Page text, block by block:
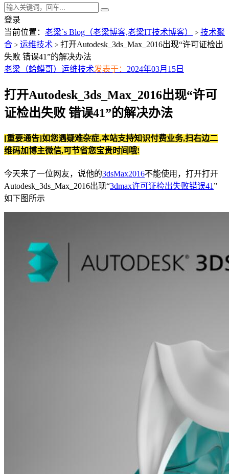
登录
当前位置： 老梁`s Blog（老梁博客,老梁IT技术博客） > 技术聚
合 > 运维技术 > 打开Autodesk_3ds_Max_2016出现“许可证检出
失败 错误41”的解决办法
老梁（蛤蟆哥） 运维技术发表于： 2024年03月15日
打开Autodesk_3ds_Max_2016出现“许可
证检出失败 错误41”的解决办法
[重要通告]如您遇疑难杂症,本站支持知识付费业务,扫右边二
维码加博主微信,可节省您宝贵时间哦!
今天来了一位网友，说他的3dsMax2016不能使用，打开打开
Autodesk_3ds_Max_2016出现“3dmax许可证检出失败错误41”
如下图所示